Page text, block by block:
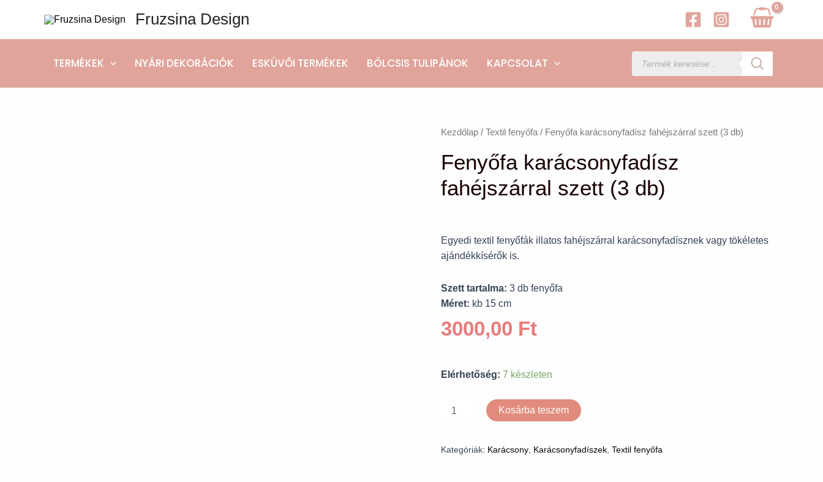
content
Fruzsina Design
TERMÉKEK NYÁRI DEKORÁCIÓK ESKÜVŐI TERMÉKEK BÖLCSIS TULIPÁNOK KAPCSOLAT
Products
search
Kezdőlap / Textil fenyőfa / Fenyőfa karácsonyfadísz fahéjszárral szett (3 db)
Fenyőfa karácsonyfadísz
fahéjszárral szett (3 db)
Egyedi textil fenyőfák illatos fahéjszárral karácsonyfadísznek vagy tökéletes
ajándékkísérők is.
Szett tartalma: 3 db fenyőfa
Méret: kb 15 cm
3000,00 Ft
Elérhetőség: 7 készleten
Fenyőfa
fahéjszárral
szett
(3
Kosárba teszem
Kategóriák: Karácsony Karácsonyfadíszek Textil fenyőfa